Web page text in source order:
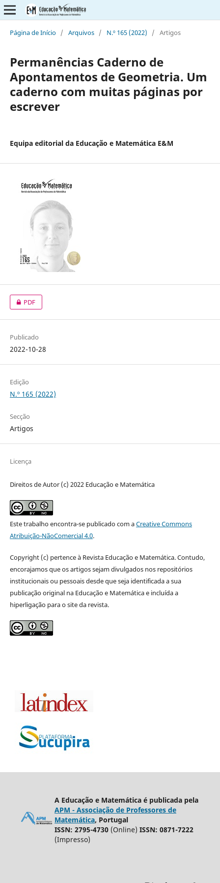
Página de Início / Arquivos / N.º 165 (2022) / Artigos
Permanências Caderno de
Apontamentos de Geometria. Um
caderno com muitas páginas por
escrever
Equipa editorial da Educação e Matemática E&M
PDF
Publicado
2022-10-28
Edição
N.º 165 (2022)
Secção
Artigos
Licença
Direitos de Autor (c) 2022 Educação e Matemática
Este trabalho encontra-se publicado com aCreative Commons
Atribuição-NãoComercial 4.0.
Copyright (c) pertence à Revista Educação e Matemática. Contudo,
encorajamos que os artigos sejam divulgados nos repositórios
institucionais ou pessoais desde que seja identificada a sua
publicação original na Educação e Matemática e incluída a
hiperligação para o site da revista.
A Educação e Matemática é publicada pela
APM - Associação de Professores de
Matemática, Portugal
ISSN: 2795-4730 (Online) ISSN: 0871-7222
(Impresso)